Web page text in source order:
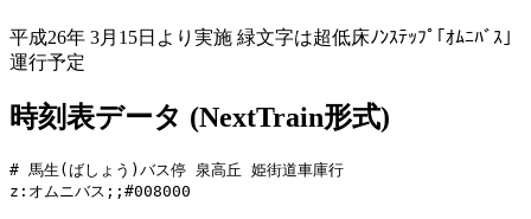
平成26年 3月15日より実施 緑文字は超低床ﾉﾝｽﾃｯﾌﾟ｢ｵﾑﾆﾊﾞｽ｣
運行予定
時刻表データ (NextTrain形式)
# 馬生(ばしょう)バス停 泉高丘 姫街道車庫行
z:オムニバス;;#008000